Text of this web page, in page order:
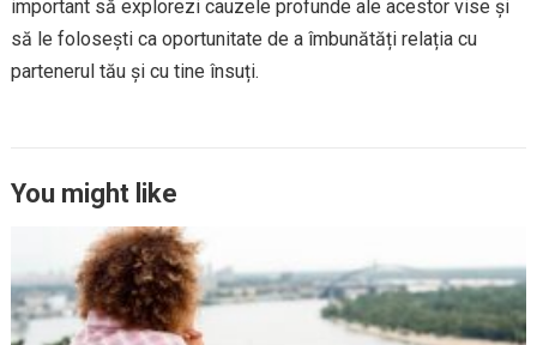
important să explorezi cauzele profunde ale acestor vise și
să le folosești ca oportunitate de a îmbunătăți relația cu
partenerul tău și cu tine însuți.
You might like